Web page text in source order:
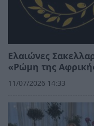
Ελαιώνες
«Ρώμη της
11/07/2026 14:33